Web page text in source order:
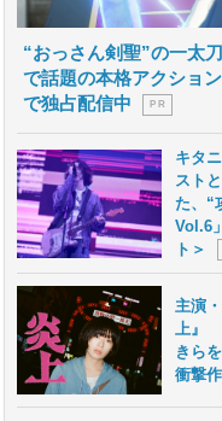
“おっさん剣聖”の一太
で話題の本格アクショ
で独占配信中
P R
キタ
スト
た、“
Vol.6
ト＞
主演
上』
きら
衝撃